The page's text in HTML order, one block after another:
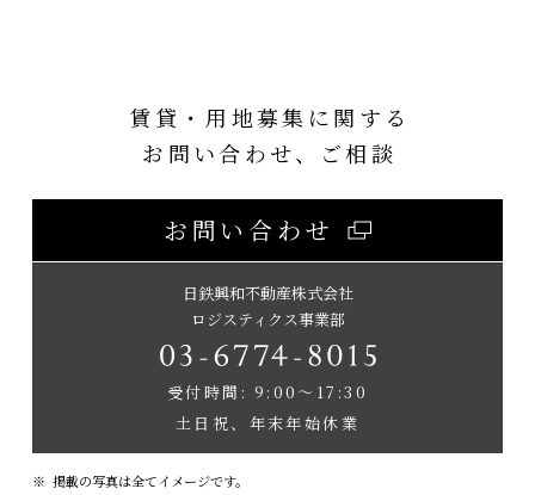
賃貸・用地募集に関する
お問い合わせ、ご相談
お問い合わせ
日鉄興和不動産株式会社
ロジスティクス事業部
受付時間: 9:00～17:30
土日祝、年末年始休業
掲載の写真は全てイメージです。